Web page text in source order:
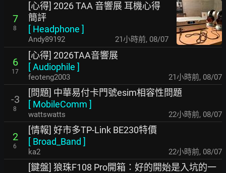
7
8
[心得] 2026 TAA 音響展 耳機心得
簡評
[ Headphone ]
Andy89192 21小時前, 08/07
6
17
[心得] 2026TAA音響展
[Audiophile ]
feoteng2003 21小時前, 08/07
-3
8
[問題] 中華易付卡門號esim相容性問題
[ MobileComm ]
wattswatts 22小時前, 08/07
2
6
[情報] 好市多TP-Link BE230特價
[ Broad_Band ]
ka2 22小時前, 08/07
[鍵盤] 狼珠F108 Pro開箱：好的開始是入坑的一